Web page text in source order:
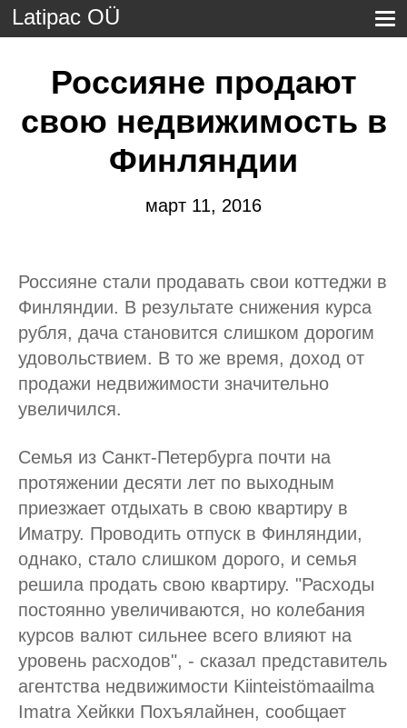
Latipac OÜ
Россияне продают
свою недвижимость в
Финляндии
март 11, 2016
Россияне стали продавать свои коттеджи в
Финляндии. В результате снижения курса
рубля, дача становится слишком дорогим
удовольствием. В то же время, доход от
продажи недвижимости значительно
увеличился.
Семья из Санкт-Петербурга почти на
протяжении десяти лет по выходным
приезжает отдыхать в свою квартиру в
Иматру. Проводить отпуск в Финляндии,
однако, стало слишком дорого, и семья
решила продать свою квартиру. "Расходы
постоянно увеличиваются, но колебания
курсов валют сильнее всего влияют на
уровень расходов", - сказал представитель
агентства недвижимости Kiinteistömaailma
Imatra Хейкки Похъялайнен, сообщает